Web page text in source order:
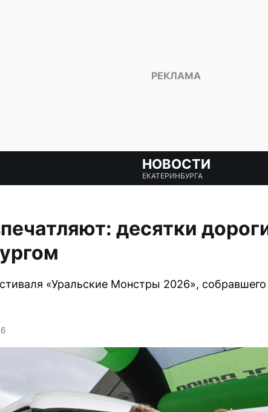
НОВОСТИ
ЕКАТЕРИНБУРГА
десятки
«Уральские Монстры 2026»,